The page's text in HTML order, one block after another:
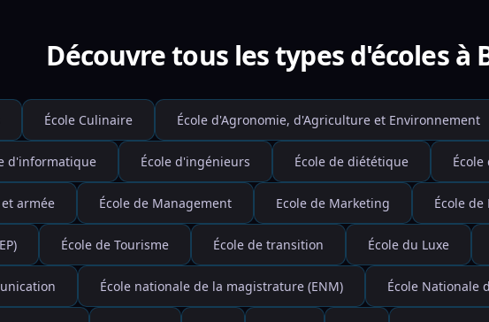
Découvre tous les types d'écoles à
École Culinaire École d'Agronomie, d'Agriculture et Environnement
d'informatique École d'ingénieurs École de diététique
armée École de Management Ecole de Marketing École de
École de Tourisme École de transition École du Luxe
École nationale de la magistrature (ENM) École Nationale